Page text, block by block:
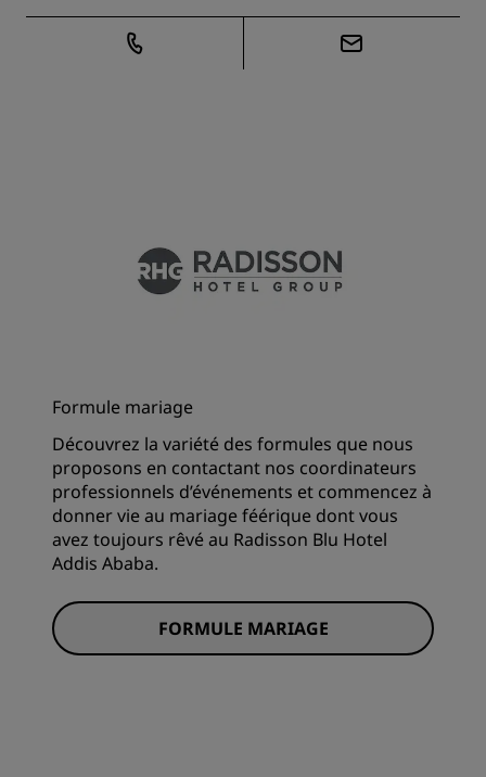
Formule mariage
Découvrez la variété des formules que nous
proposons en contactant nos coordinateurs
professionnels d’événements et commencez à
donner vie au mariage féérique dont vous
avez toujours rêvé au Radisson Blu Hotel
Addis Ababa.
FORMULE MARIAGE